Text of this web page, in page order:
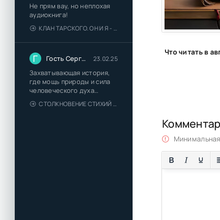
Не прям вау, но неплохая
аудиокнига!
КЛАН ТАРСКОГО. ОН И Я - ЕЛЕНА ТОДОРОВА (1)
Г Гость Сергей 23.02.25
Захватывающая история,
где мощь природы и сила
человеческого духа
сплетаются в напряжённый
и
СТОЛКНОВЕНИЕ СТИХИЙ - ВАЛЕРИЙ ГУМИНСКИЙ